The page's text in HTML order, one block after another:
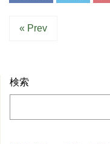
« Prev
検索